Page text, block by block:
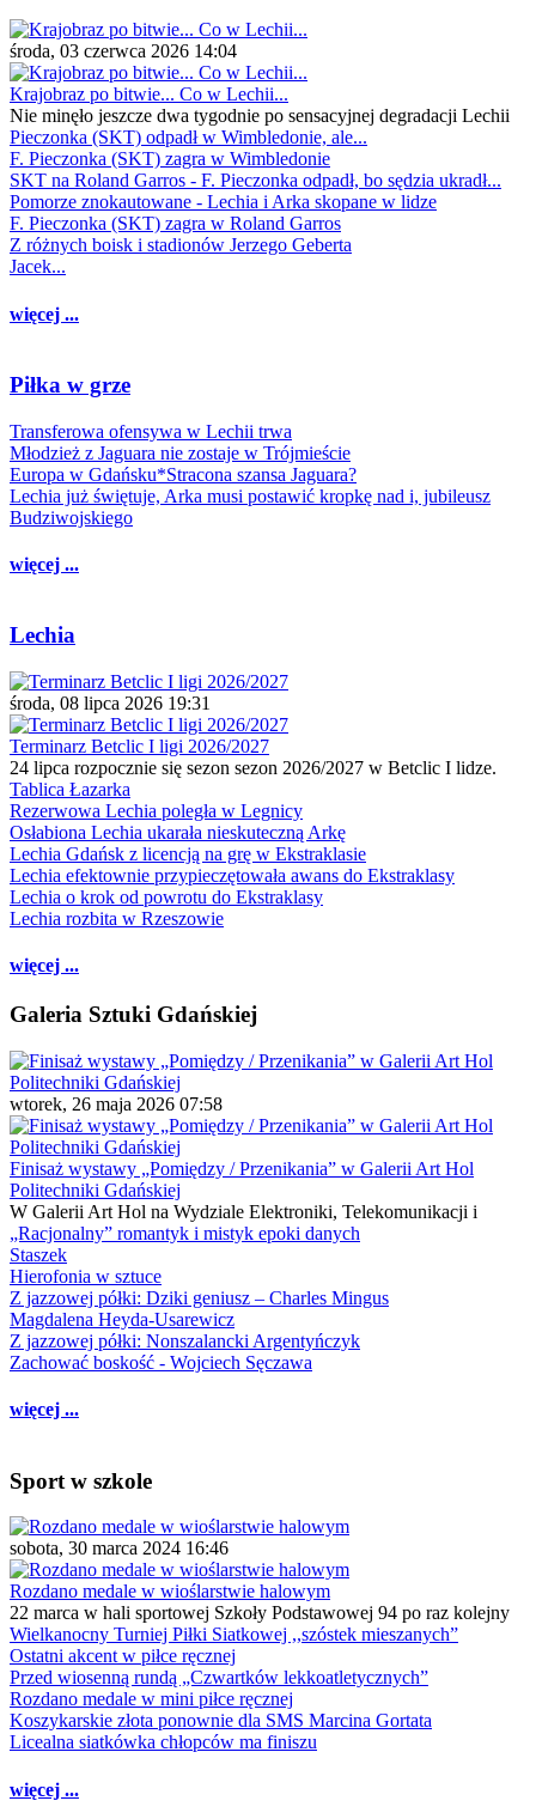
środa, 03 czerwca 2026 14:04
Krajobraz po bitwie... Co w Lechii...
Nie minęło jeszcze dwa tygodnie po sensacyjnej degradacji Lechii
Pieczonka (SKT) odpadł w Wimbledonie, ale...
F. Pieczonka (SKT) zagra w Wimbledonie
SKT na Roland Garros - F. Pieczonka odpadł, bo sędzia ukradł...
Pomorze znokautowane - Lechia i Arka skopane w lidze
F. Pieczonka (SKT) zagra w Roland Garros
Z różnych boisk i stadionów Jerzego Geberta
Jacek...
więcej ...
Piłka w grze
Transferowa ofensywa w Lechii trwa
Młodzież z Jaguara nie zostaje w Trójmieście
Europa w Gdańsku*Stracona szansa Jaguara?
Lechia już świętuje, Arka musi postawić kropkę nad i, jubileusz
Budziwojskiego
więcej ...
Lechia
środa, 08 lipca 2026 19:31
Terminarz Betclic I ligi 2026/2027
24 lipca rozpocznie się sezon sezon 2026/2027 w Betclic I lidze.
Tablica Łazarka
Rezerwowa Lechia poległa w Legnicy
Osłabiona Lechia ukarała nieskuteczną Arkę
Lechia Gdańsk z licencją na grę w Ekstraklasie
Lechia efektownie przypieczętowała awans do Ekstraklasy
Lechia o krok od powrotu do Ekstraklasy
Lechia rozbita w Rzeszowie
więcej ...
Galeria Sztuki Gdańskiej
wtorek, 26 maja 2026 07:58
Finisaż wystawy „Pomiędzy / Przenikania” w Galerii Art Hol
Politechniki Gdańskiej
W Galerii Art Hol na Wydziale Elektroniki, Telekomunikacji i
„Racjonalny” romantyk i mistyk epoki danych
Staszek
Hierofonia w sztuce
Z jazzowej półki: Dziki geniusz – Charles Mingus
Magdalena Heyda-Usarewicz
Z jazzowej półki: Nonszalancki Argentyńczyk
Zachować boskość - Wojciech Sęczawa
więcej ...
Sport w szkole
sobota, 30 marca 2024 16:46
Rozdano medale w wioślarstwie halowym
22 marca w hali sportowej Szkoły Podstawowej 94 po raz kolejny
Wielkanocny Turniej Piłki Siatkowej ,,szóstek mieszanych”
Ostatni akcent w piłce ręcznej
Przed wiosenną rundą „Czwartków lekkoatletycznych”
Rozdano medale w mini piłce ręcznej
Koszykarskie złota ponownie dla SMS Marcina Gortata
Licealna siatkówka chłopców ma finiszu
więcej ...